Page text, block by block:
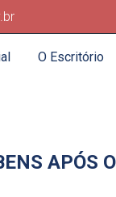
O Escritório
APÓS